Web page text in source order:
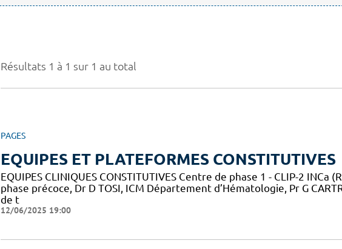
Résultats 1 à 1 sur 1 au total
PAGES
EQUIPES ET PLATEFORMES CONSTITUTIVES
EQUIPES CLINIQUES CONSTITUTIVES Centre de phase 1 - CLIP-2 INCa
phase précoce, Dr D TOSI, ICM Département d’Hématologie, Pr G
de t
12/06/2025 19:00